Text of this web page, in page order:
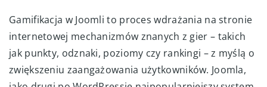
Gamifikacja w Joomli to proces wdrażania na stronie
internetowej mechanizmów znanych z gier – takich
jak punkty, odznaki, poziomy czy rankingi – z myślą o
zwiększeniu zaangażowania użytkowników. Joomla,